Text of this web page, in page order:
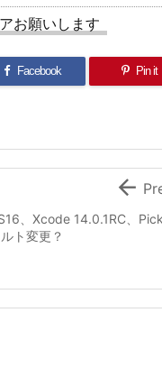
お願いします
Facebook Pin it
、Xcode 14.0.1RC、Pick
ト変更？
